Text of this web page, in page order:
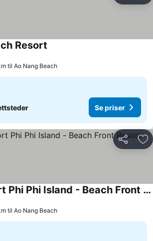
Resort
til Ao Nang Beach
Se priser
Del
Bayview Resort Phi Phi Island - Beach Front Resort
til Ao Nang Beach